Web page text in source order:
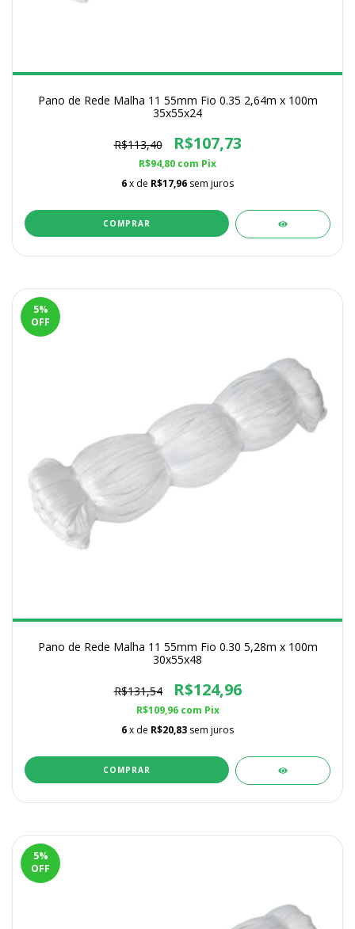
Pano de Rede Malha 11 55mm Fio 0.35 2,64m x 100m
35x55x24
R$113,40 R$107,73
R$94,80 com Pix
6x de R$17,96 sem juros
5%
OFF
Pano de Rede Malha 11 55mm Fio 0.30 5,28m x 100m
30x55x48
R$131,54 R$124,96
R$109,96 com Pix
6x de R$20,83 sem juros
5%
OFF